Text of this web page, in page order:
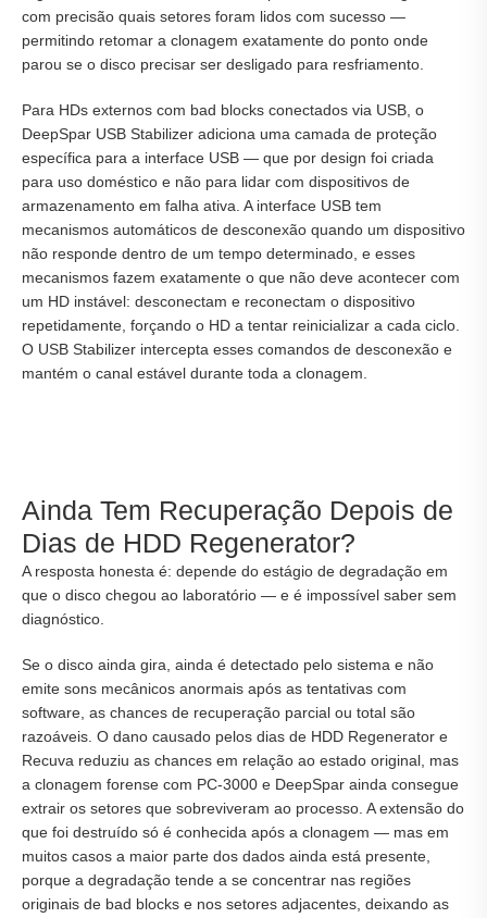
com precisão quais setores foram lidos com sucesso —
permitindo retomar a clonagem exatamente do ponto onde
parou se o disco precisar ser desligado para resfriamento.
Para HDs externos com bad blocks conectados via USB, o
DeepSpar USB Stabilizer adiciona uma camada de proteção
específica para a interface USB — que por design foi criada
para uso doméstico e não para lidar com dispositivos de
armazenamento em falha ativa. A interface USB tem
mecanismos automáticos de desconexão quando um dispositivo
não responde dentro de um tempo determinado, e esses
mecanismos fazem exatamente o que não deve acontecer com
um HD instável: desconectam e reconectam o dispositivo
repetidamente, forçando o HD a tentar reinicializar a cada ciclo.
O USB Stabilizer intercepta esses comandos de desconexão e
mantém o canal estável durante toda a clonagem.
Ainda Tem Recuperação Depois de
Dias de HDD Regenerator?
A resposta honesta é: depende do estágio de degradação em
que o disco chegou ao laboratório — e é impossível saber sem
diagnóstico.
Se o disco ainda gira, ainda é detectado pelo sistema e não
emite sons mecânicos anormais após as tentativas com
software, as chances de recuperação parcial ou total são
razoáveis. O dano causado pelos dias de HDD Regenerator e
Recuva reduziu as chances em relação ao estado original, mas
a clonagem forense com PC-3000 e DeepSpar ainda consegue
extrair os setores que sobreviveram ao processo. A extensão do
que foi destruído só é conhecida após a clonagem — mas em
muitos casos a maior parte dos dados ainda está presente,
porque a degradação tende a se concentrar nas regiões
originais de bad blocks e nos setores adjacentes, deixando as